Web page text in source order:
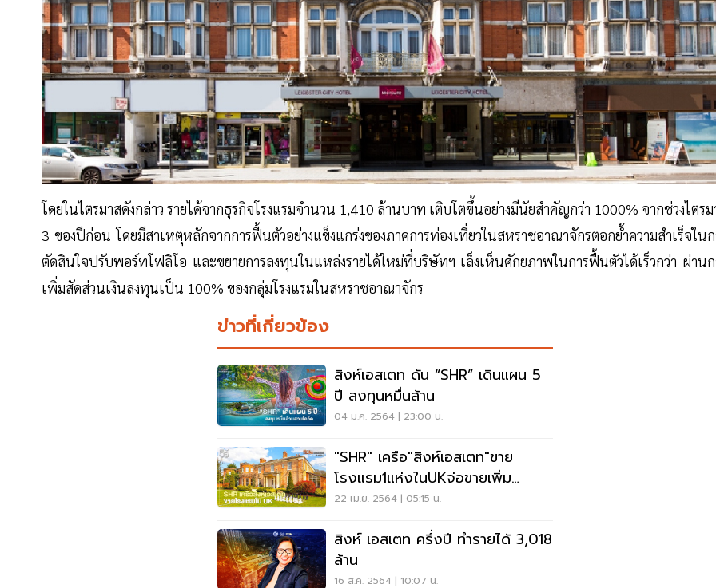
โดยในไตรมาสดังกล่าว รายได้จากธุรกิจโรงแรมจำนวน 1,410 ล้านบาท เติบโตขึ้นอย่างมีนัยสำคัญกว่า 1000% จากช่วงไตร
3 ของปีก่อน โดยมีสาเหตุหลักจากการฟื้นตัวอย่างแข็งแกร่งของภาคการท่องเที่ยวในสหราชอาณาจักรตอกย้ำความสำเร็จใน
ตัดสินใจปรับพอร์ทโฟลิโอ และขยายการลงทุนในแหล่งรายได้ใหม่ที่บริษัทฯ เล็งเห็นศักยภาพในการฟื้นตัวได้เร็วกว่า ผ่านก
เพิ่มสัดส่วนเงินลงทุนเป็น 100% ของกลุ่มโรงแรมในสหราชอาณาจักร
ข่าวที่เกี่ยวข้อง
สิงห์เอสเตท ดัน “SHR” เดินแผน 5
ปี ลงทุนหมื่นล้าน
04 ม.ค. 2564 | 23:00 น.
"SHR" เครือ"สิงห์เอสเตท"ขาย
โรงแรม1แห่งในUKจ่อขายเพิ่ม
อีก5แห่ง
22 เม.ย. 2564 | 05:15 น.
สิงห์ เอสเตท ครึ่งปี ทำรายได้ 3,018
ล้าน
16 ส.ค. 2564 | 10:07 น.